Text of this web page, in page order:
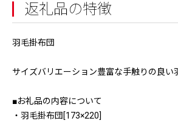
返礼品の特徴
羽毛掛布団
サイズバリエーション豊富な手触りの良い
■お礼品の内容について
・羽毛掛布団[173×220]